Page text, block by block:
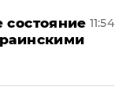
состояние 11:54